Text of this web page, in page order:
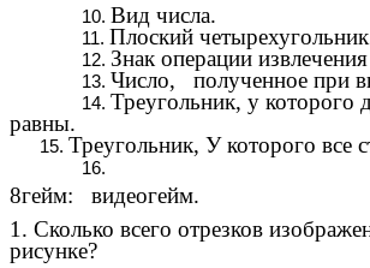
Вид числа.
Плоский
Знак операции
Число, полученное при
Треугольник, у которого
равны.
Треугольник, У которого все
8гейм: видеогейм.
1. Сколько всего отрезков
рисунке?